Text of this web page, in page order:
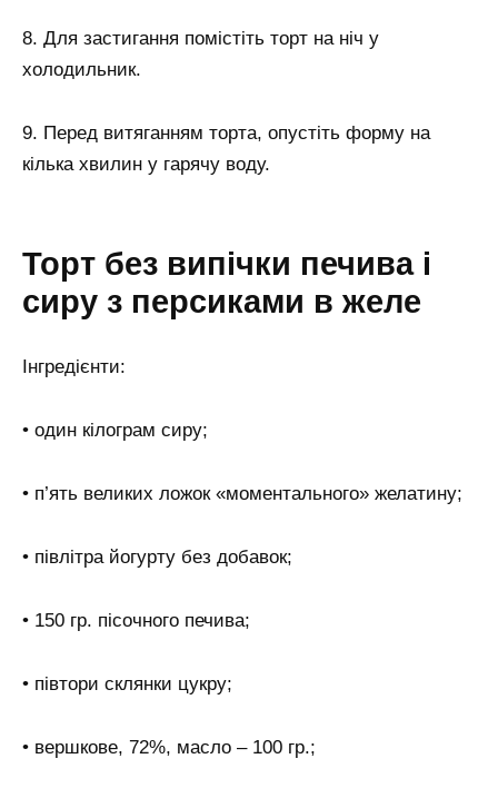
8. Для застигання помістіть торт на ніч у
холодильник.
9. Перед витяганням торта, опустіть форму на
кілька хвилин у гарячу воду.
Торт без випічки печива і
сиру з персиками в желе
Інгредієнти:
• один кілограм сиру;
• п’ять великих ложок «моментального» желатину;
• півлітра йогурту без добавок;
• 150 гр. пісочного печива;
• півтори склянки цукру;
• вершкове, 72%, масло – 100 гр.;